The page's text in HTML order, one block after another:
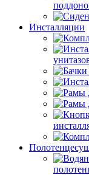
Инсталляции